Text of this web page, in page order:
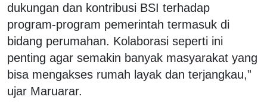
dukungan dan kontribusi BSI terhadap
program-program pemerintah termasuk di
bidang perumahan. Kolaborasi seperti ini
penting agar semakin banyak masyarakat yang
bisa mengakses rumah layak dan terjangkau,”
ujar Maruarar.